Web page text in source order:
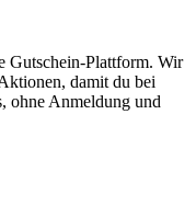
Gutschein-Plattform. Wir
damit du bei
ohne Anmeldung und